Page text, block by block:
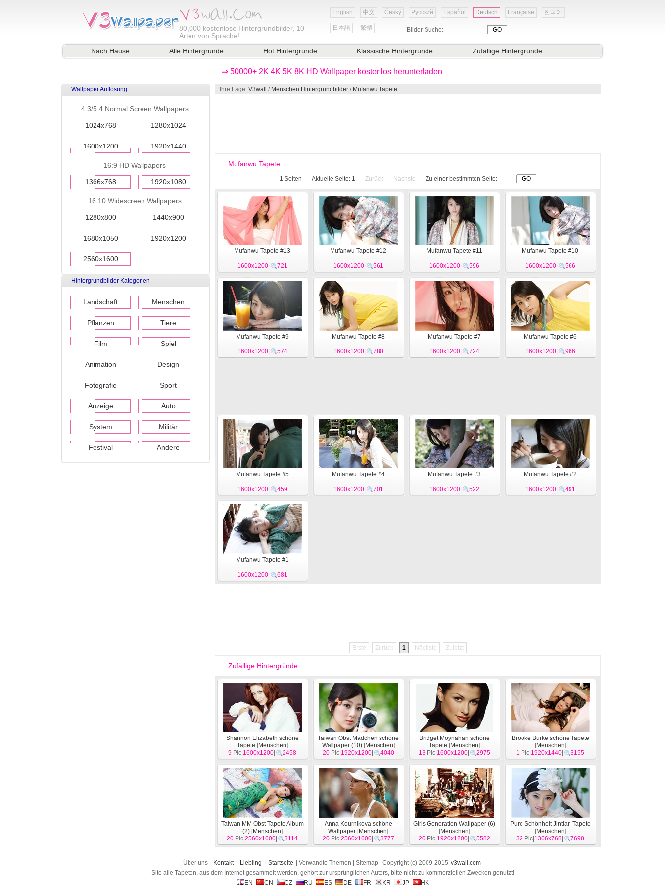
80,000 kostenlose Hintergrundbilder, 10
Arten von Sprache!
English 中文 Český Русский Español Deutsch Française 한국어
日本語 繁體 Bilder-Suche:
Nach Hause Alle Hintergründe Hot Hintergründe Klassische Hintergründe Zufällige Hintergründe
⇒ 50000+ 2K 4K 5K 8K HD Wallpaper kostenlos herunterladen
Wallpaper Auflösung
4:3/5:4 Normal Screen Wallpapers
1024x768 1280x1024
1600x1200 1920x1440
16:9 HD Wallpapers
1366x768 1920x1080
16:10 Widescreen Wallpapers
1280x800 1440x900
1680x1050 1920x1200
2560x1600
Hintergrundbilder Kategorien
Landschaft Menschen
Pflanzen Tiere
Film Spiel
Animation Design
Fotografie Sport
Anzeige Auto
System Militär
Festival Andere
Ihre Lage: V3wall / Menschen Hintergrundbilder / Mufanwu Tapete
::: Mufanwu Tapete :::
1 Seiten Aktuelle Seite: 1 Zurück Nächste Zu einer bestimmten Seite:
Mufanwu Tapete #13
1600x1200| 721
Mufanwu Tapete #12
1600x1200| 561
Mufanwu Tapete #11
1600x1200| 596
Mufanwu Tapete #10
1600x1200| 566
Mufanwu Tapete #9
1600x1200| 574
Mufanwu Tapete #8
1600x1200| 780
Mufanwu Tapete #7
1600x1200| 724
Mufanwu Tapete #6
1600x1200| 966
Mufanwu Tapete #5
1600x1200| 459
Mufanwu Tapete #4
1600x1200| 701
Mufanwu Tapete #3
1600x1200| 522
Mufanwu Tapete #2
1600x1200| 491
Mufanwu Tapete #1
1600x1200| 681
Erste Zurück 1 Nächste Zuletzt
::: Zufällige Hintergründe :::
Shannon Elizabeth schöne
Tapete [Menschen]
9 Pic| 1600x1200 2458
Taiwan Obst Mädchen schöne
Wallpaper (10)[Menschen]
20Pic| 1920x1200| 4040
Bridget Moynahan schöne
Tapete [Menschen]
13Pic| 1600x1200| 2975
Brooke Burke schöne Tapete
[Menschen]
1 Pic| 1920x1440 3155
Taiwan MM Obst Tapete Album
(2)[Menschen]
20 Pic| 2560x1600 3114
Anna Kournikova schöne
Wallpaper [Menschen]
20Pic| 2560x1600| 3777
Girls Generation Wallpaper (6)
[Menschen]
20Pic| 1920x1200| 5582
Pure Schönheit Jintian Tapete
[Menschen]
32 Pic| 1366x768 7698
Über uns | Kontakt Liebling Startseite | Verwandte Themen | Sitemap Copyright (c) 2009-2015 v3wall.com
Site alle Tapeten, aus dem Internet gesammelt werden, gehört zur ursprünglichen Autors, bitte nicht zu kommerziellen Zwecken genutzt!
EN
CN CZ RU ES DE FR KR JP HK